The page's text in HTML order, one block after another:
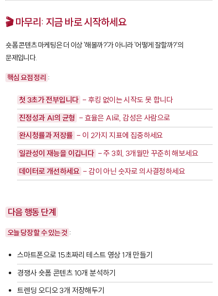
🎬 마무리: 지금 바로 시작하세요
숏폼 콘텐츠 마케팅은 더 이상 '해볼까?'가 아니라 '어떻게 잘할까?'의
문제입니다.
핵심 요점 정리 :
첫 3초가 전부입니다 - 후킹 없이는 시작도 못 합니다
진정성과 AI의 균형 - 효율은 AI로, 감성은 사람으로
완시청률과 저장률 - 이 2가지 지표에 집중하세요
일관성이 재능을 이깁니다 - 주 3회, 3개월만 꾸준히 해보세요
데이터로 개선하세요 - 감이 아닌 숫자로 의사결정하세요
다음 행동 단계
오늘 당장 할 수 있는 것 :
스마트폰으로 15초짜리 테스트 영상 1개 만들기
경쟁사 숏폼 콘텐츠 10개 분석하기
트렌딩 오디오 3개 저장해두기